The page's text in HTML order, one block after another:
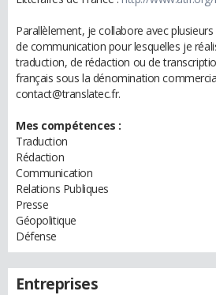
Parallèlement, je collabore avec
de communication pour lesquelles je
traduction, de rédaction ou de
français sous la dénomination
contact@translatec.fr.
Mes compétences :
Traduction
Rédaction
Communication
Relations Publiques
Presse
Géopolitique
Défense
Entreprises